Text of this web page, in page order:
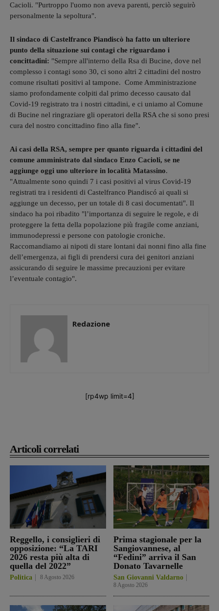
Articoli correlati
Reggello, i consiglieri di
opposizione: “La TARI
2026 resta più alta di
quella del 2022”
Politica 8 Agosto 2026
Prima stagionale per la
Sangiovannese, al
“Fedini” arriva il San
Donato Tavarnelle
San Giovanni Valdarno
8 Agosto 2026
Cacioli. "Purtroppo l'uomo non aveva parenti, perciò seguirò
personalmente la sepoltura".
Il sindaco di Castelfranco Piandiscò ha fatto un ulteriore
punto della situazione sui contagi che riguardano i
concittadini: "Sempre all'interno della Rsa di Bucine, dove nel
complesso i contagi sono 30, ci sono altri 2 cittadini del nostro
comune risultati positivi al tampone. Come Amministrazione
siamo profondamente colpiti dal primo decesso causato dal
Covid-19 registrato tra i nostri cittadini, e ci uniamo al Comune
di Bucine nel ringraziare gli operatori della RSA che si sono presi
cura del nostro concittadino fino alla fine".
Ai casi della RSA, sempre per quanto riguarda i cittadini del
comune amministrato dal sindaco Enzo Cacioli, se ne
aggiunge oggi uno ulteriore in località Matassino.
"Attualmente sono quindi 7 i casi positivi al virus Covid-19
registrati tra i residenti di Castelfranco Piandiscó ai quali si
aggiunge un decesso, per un totale di 8 casi documentati". Il
sindaco ha poi ribadito "l’importanza di seguire le regole, e di
proteggere la fetta della popolazione più fragile come anziani,
immunodepressi e persone con patologie croniche.
Raccomandiamo ai nipoti di stare lontani dai nonni fino alla fine
dell’emergenza, ai figli di prendersi cura dei genitori anziani
assicurando di seguire le massime precauzioni per evitare
l’eventuale contagio".
Redazione
[rp4wp limit=4]